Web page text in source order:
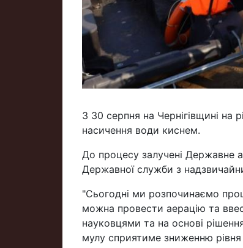
З 30 серпня на Чернігівщині на
насичення води киснем.
До процесу залучені Державне
Державної служби з
"Сьогодні ми розпочинаємо
можна провести аерацію та
науковцями та на основі
мулу сприятиме зниженню